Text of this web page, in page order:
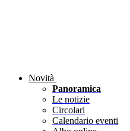
Novità
Panoramica
Le notizie
Circolari
Calendario eventi